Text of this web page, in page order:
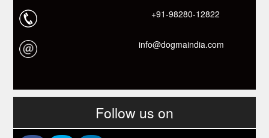
+91-98280-12822
info@dogmaindia.com
Follow us on